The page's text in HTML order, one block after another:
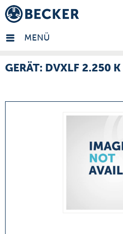
MENÜ
- DE
GERÄT: DVXLF 2.250